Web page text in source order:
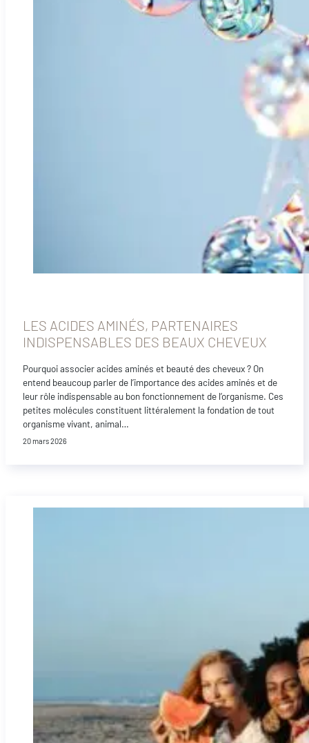
LES ACIDES AMINÉS, PARTENAIRES
INDISPENSABLES DES BEAUX CHEVEUX
Pourquoi associer acides aminés et beauté des cheveux ? On
entend beaucoup parler de l’importance des acides aminés et de
leur rôle indispensable au bon fonctionnement de l’organisme. Ces
petites molécules constituent littéralement la fondation de tout
organisme vivant, animal…
20 mars 2026